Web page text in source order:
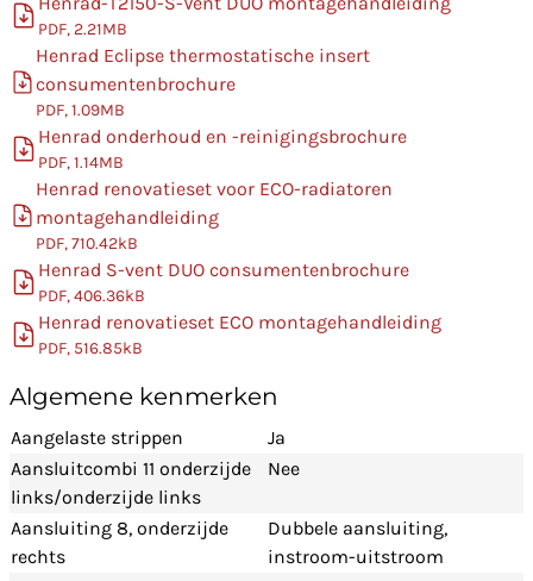
PDF, 2.21MB
Henrad Eclipse thermostatische insert
consumentenbrochure
PDF, 1.09MB
Henrad onderhoud en -reinigingsbrochure
PDF, 1.14MB
Henrad renovatieset voor ECO-radiatoren
montagehandleiding
PDF, 710.42kB
Henrad S-vent DUO consumentenbrochure
PDF, 406.36kB
Henrad renovatieset ECO montagehandleiding
PDF, 516.85kB
Algemene kenmerken
Aangelaste strippen
Ja
Aansluitcombi 11 onderzijde
links/onderzijde links
Nee
Aansluiting 8, onderzijde
rechts
Dubbele aansluiting,
instroom-uitstroom